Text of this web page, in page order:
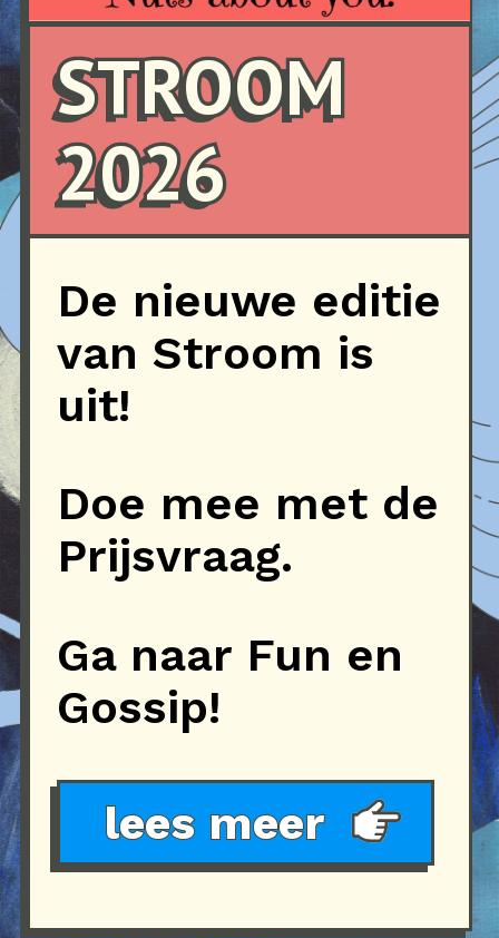
STROOM
2026
De nieuwe editie
van Stroom is
uit!
Doe mee met de
Prijsvraag.
Ga naar Fun en
Gossip!
lees meer